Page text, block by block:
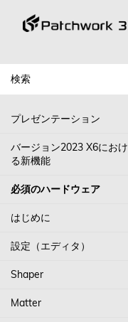
プレゼンテーション
バージョン2023 X6におけ
る新機能
必須のハードウェア
はじめに
設定（エディタ）
Shaper
Matter